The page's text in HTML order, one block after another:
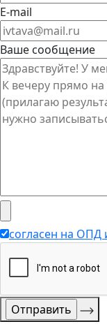
E-mail
Ваше сообщение
согласен на ОПД